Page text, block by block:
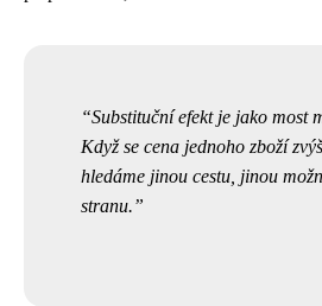
Substituční efekt je jako most
Když se cena jednoho zboží
hledáme jinou cestu, jinou
stranu.